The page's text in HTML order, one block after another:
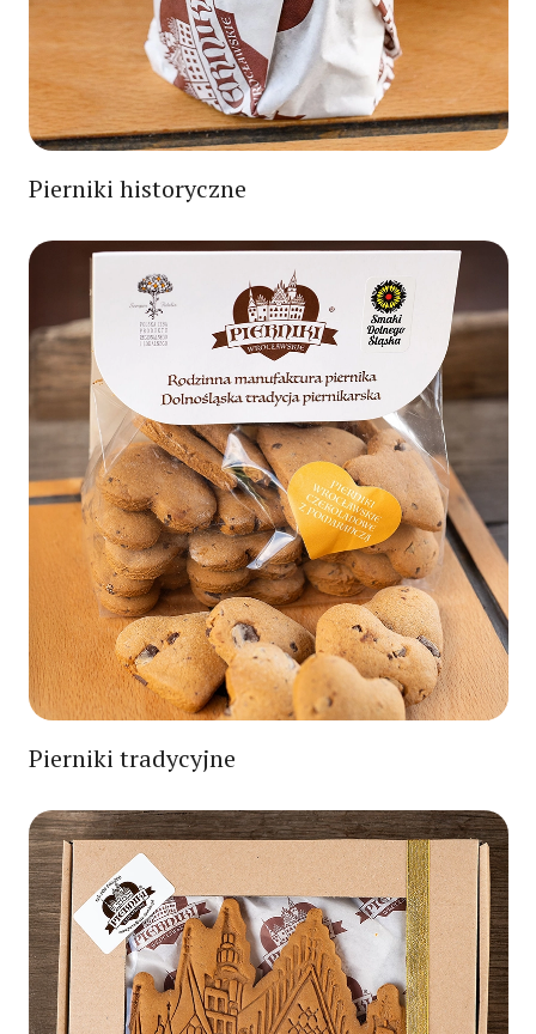
Pierniki historyczne
Pierniki tradycyjne